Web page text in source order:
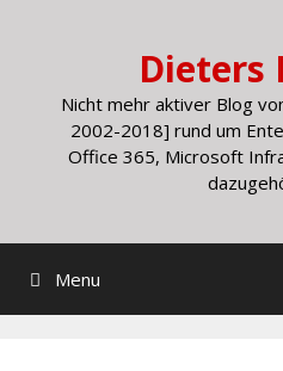
Dieters
Nicht mehr aktiver Blog
2002-2018] rund um
Office 365, Microsoft
Menu